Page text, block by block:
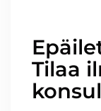
Tilaa